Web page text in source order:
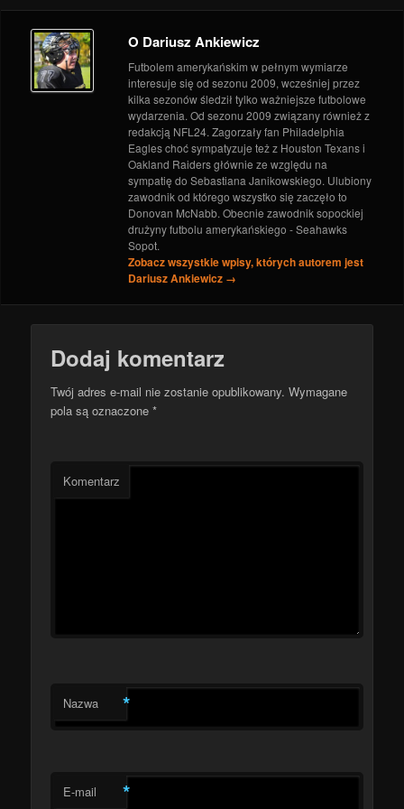
Super Bowlowa Strefa Medialna! - 29 stycznia 2017
O Dariusz Ankiewicz
Futbolem amerykańskim w pełnym wymiarze
interesuje się od sezonu 2009, wcześniej przez
kilka sezonów śledził tylko ważniejsze futbolowe
wydarzenia. Od sezonu 2009 związany również z
redakcją NFL24. Zagorzały fan Philadelphia
Eagles choć sympatyzuje też z Houston Texans i
Oakland Raiders głównie ze względu na
sympatię do Sebastiana Janikowskiego. Ulubiony
zawodnik od którego wszystko się zaczęło to
Donovan McNabb. Obecnie zawodnik sopockiej
drużyny futbolu amerykańskiego - Seahawks
Sopot.
Zobacz wszystkie wpisy, których autorem jest
Dariusz Ankiewicz →
Dodaj komentarz
Twój adres e-mail nie zostanie opublikowany. Wymagane
pola są oznaczone*
Komentarz
Nazwa *
E-mail *